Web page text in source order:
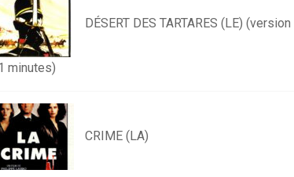
DÉSERT DES TARTARES (LE) (version
minutes)
CRIME (LA)